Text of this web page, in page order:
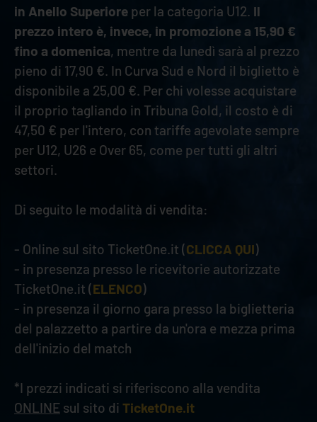
in Anello Superiore per la categoria U12. Il
prezzo intero è, invece, in promozione a 15,90 €
fino a domenica, mentre da lunedì sarà al prezzo
pieno di 17,90 €. In Curva Sud e Nord il biglietto è
disponibile a 25,00 €. Per chi volesse acquistare
il proprio tagliando in Tribuna Gold, il costo è di
47,50 € per l'intero, con tariffe agevolate sempre
per U12, U26 e Over 65, come per tutti gli altri
settori.
Di seguito le modalità di vendita:
- Online sul sito TicketOne.it (CLICCA QUI)
- in presenza presso le ricevitorie autorizzate
TicketOne.it (ELENCO)
- in presenza il giorno gara presso la biglietteria
del palazzetto a partire da un'ora e mezza prima
dell'inizio del match
*I prezzi indicati si riferiscono alla vendita
ONLINE sul sito di TicketOne.it